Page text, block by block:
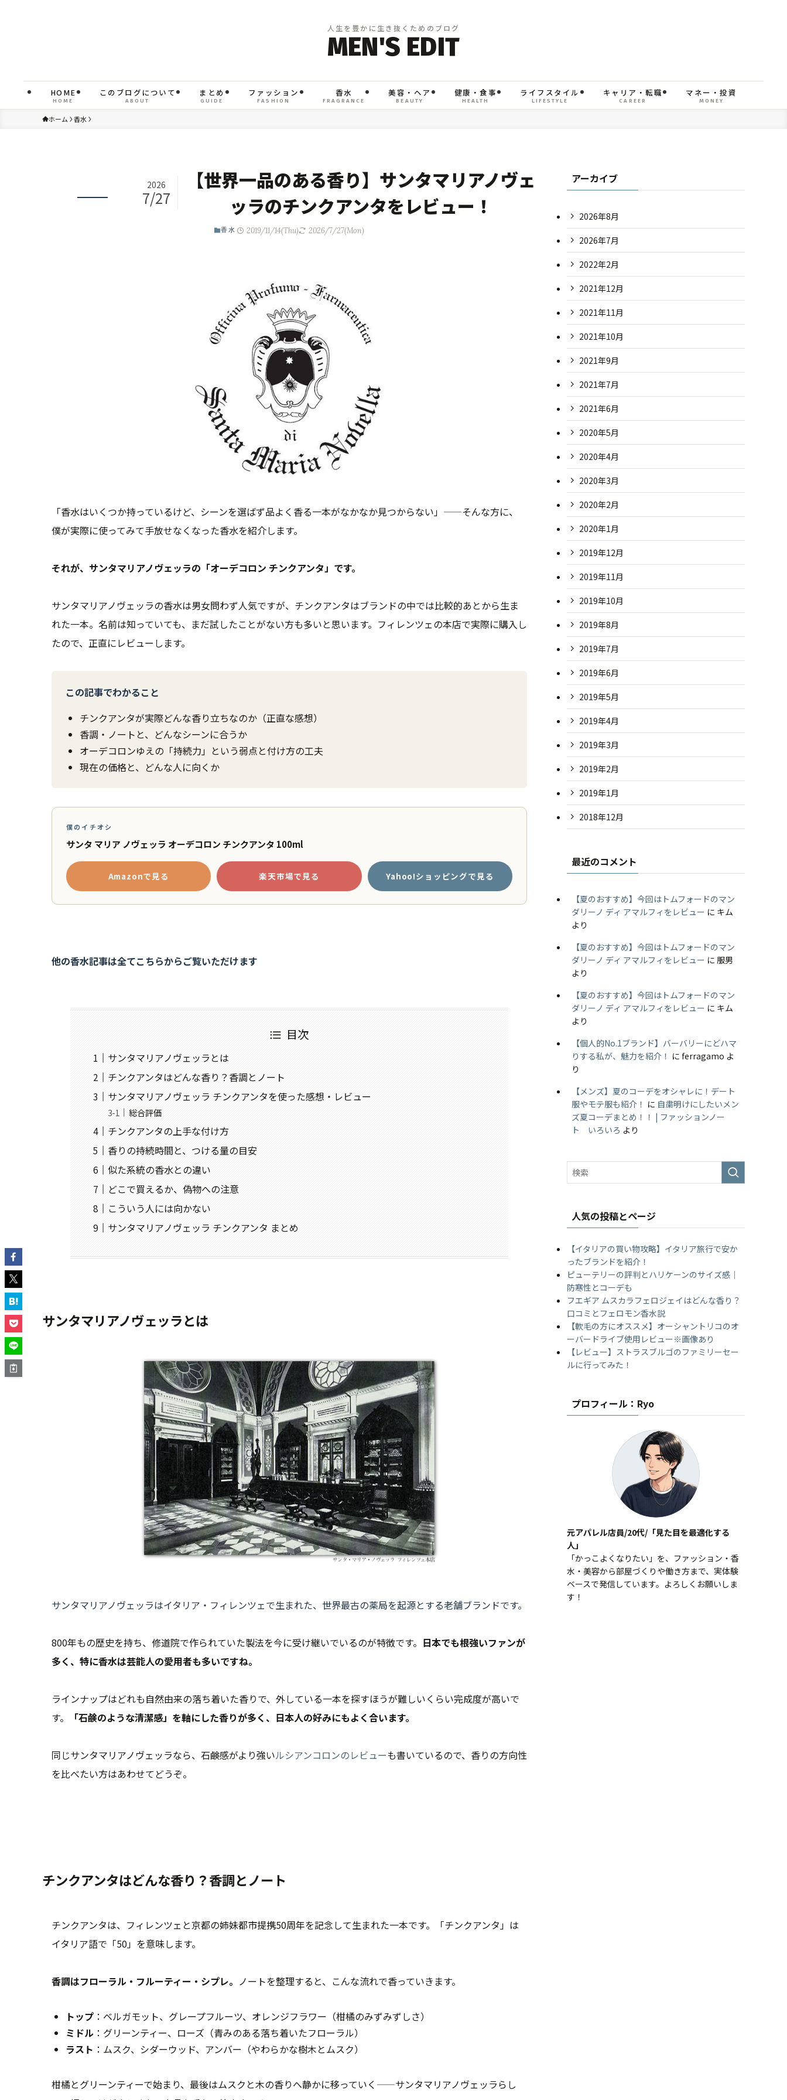
HOME
HOME
このブログについて
ABOUT
まとめ
GUIDE
ファッション
FASHION
香水
FRAGRANCE
美容・ヘア
BEAUTY
健康・食事
HEALTH
ライフスタイル
LIFESTYLE
キャリア・転職
CAREER
マネー・投資
MONEY
ホーム 香水
【世界一品のある香り】サンタマリアノヴェ
ッラのチンクアンタをレビュー！
2026
7/27
香水 2019/11/14(Thu) 2026/7/27(Mon)
「香水はいくつか持っているけど、シーンを選ばず品よく香る一本がなかなか見つからない」——そんな方に、
僕が実際に使ってみて手放せなくなった香水を紹介します。
それが、サンタマリアノヴェッラの「オーデコロン チンクアンタ」です。
サンタマリアノヴェッラの香水は男女問わず人気ですが、チンクアンタはブランドの中では比較的あとから生ま
れた一本。名前は知っていても、まだ試したことがない方も多いと思います。フィレンツェの本店で実際に購入し
たので、正直にレビューします。
この記事でわかること
チンクアンタが実際どんな香り立ちなのか（正直な感想）
香調・ノートと、どんなシーンに合うか
オーデコロンゆえの「持続力」という弱点と付け方の工夫
現在の価格と、どんな人に向くか
僕のイチオシ
サンタ マリア ノヴェッラ オーデコロン チンクアンタ 100ml
Amazonで見る 楽天市場で見る Yahoo!ショッピングで見る
他の香水記事は全てこちらからご覧いただけます
目次
サンタマリアノヴェッラとは
チンクアンタはどんな香り？香調とノート
サンタマリアノヴェッラ チンクアンタを使った感想・レビュー
総合評価
チンクアンタの上手な付け方
香りの持続時間と、つける量の目安
似た系統の香水との違い
どこで買えるか、偽物への注意
こういう人には向かない
サンタマリアノヴェッラ チンクアンタ まとめ
サンタマリアノヴェッラとは
サンタマリアノヴェッラはイタリア・フィレンツェで生まれた、世界最古の薬局を起源とする老舗ブランドです。
800年もの歴史を持ち、修道院で作られていた製法を今に受け継いでいるのが特徴です。 日本でも根強いファンが
多く、特に香水は芸能人の愛用者も多いですね。
ラインナップはどれも自然由来の落ち着いた香りで、外している一本を探すほうが難しいくらい完成度が高いで
す。
「石鹸のような清潔感」を軸にした香りが多く、日本人の好みにもよく合います。
同じサンタマリアノヴェッラなら、石鹸感がより強いルシアンコロンのレビューも書いているので、香りの方向性
を比べたい方はあわせてどうぞ。
チンクアンタはどんな香り？香調とノート
チンクアンタは、フィレンツェと京都の姉妹都市提携50周年を記念して生まれた一本です。「チンクアンタ」は
イタリア語で「50」を意味します。
香調はフローラル・フルーティー・シプレ。 ノートを整理すると、こんな流れで香っていきます。
トップ ：ベルガモット、グレープフルーツ、オレンジフラワー（柑橘のみずみずしさ）
ミドル ：グリーンティー、ローズ（青みのある落ち着いたフローラル）
ラスト ：ムスク、シダーウッド、アンバー（やわらかな樹木とムスク）
柑橘とグリーンティーで始まり、最後はムスクと木の香りへ静かに移っていく——サンタマリアノヴェッラらし
アーカイブ
2026年8月
2026年7月
2022年2月
2021年12月
2021年11月
2021年10月
2021年9月
2021年7月
2021年6月
2020年5月
2020年4月
2020年3月
2020年2月
2020年1月
2019年12月
2019年11月
2019年10月
2019年8月
2019年7月
2019年6月
2019年5月
2019年4月
2019年3月
2019年2月
2019年1月
2018年12月
最近のコメント
【夏のおすすめ】今回はトムフォードのマン
ダリーノ ディ アマルフィをレビュー に キム
より
【夏のおすすめ】今回はトムフォードのマン
ダリーノ ディ アマルフィをレビュー に 服男
より
【夏のおすすめ】今回はトムフォードのマン
ダリーノ ディ アマルフィをレビュー に キム
より
【個人的No.1ブランド】バーバリーにどハマ
りする私が、魅力を紹介！ に ferragamo よ
り
【メンズ】夏のコーデをオシャレに！デート
服やモテ服も紹介！ に 自粛明けにしたいメン
ズ夏コーデまとめ！！ | ファッションノー
ト いろいろ より
人気の投稿とページ
【イタリアの買い物攻略】イタリア旅行で安か
ったブランドを紹介！
ピューテリーの評判とハリケーンのサイズ感｜
防寒性とコーデも
フエギア ムスカラフェロジェイはどんな香り？
口コミとフェロモン香水説
【軟毛の方にオススメ】オーシャントリコのオ
ーバードライブ使用レビュー※画像あり
【レビュー】ストラスブルゴのファミリーセー
ルに行ってみた！
プロフィール：Ryo
元アパレル店員/20代/「見た目を最適化する
人」
「かっこよくなりたい」を、ファッション・香
水・美容から部屋づくりや働き方まで、実体験
ベースで発信しています。よろしくお願いしま
す！